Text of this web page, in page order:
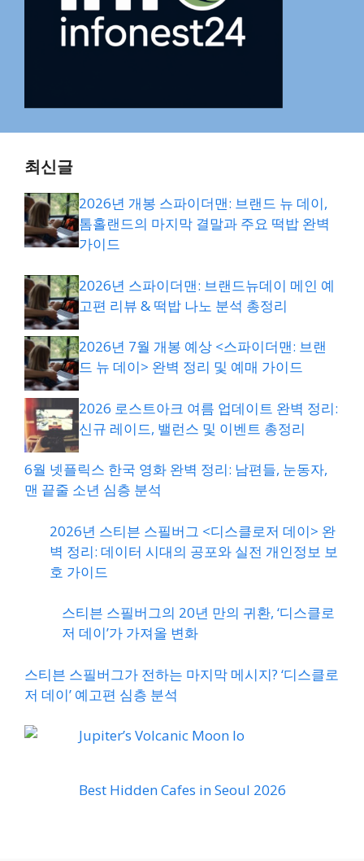
최신글
2026년 개봉 스파이더맨: 브랜드 뉴 데이,
톰홀랜드의 마지막 결말과 주요 떡밥 완벽
가이드
2026년 스파이더맨: 브랜드뉴데이 메인 예
고편 리뷰 & 떡밥 나노 분석 총정리
2026년 7월 개봉 예상 <스파이더맨: 브랜
드 뉴 데이> 완벽 정리 및 예매 가이드
2026 로스트아크 여름 업데이트 완벽 정리:
신규 레이드, 밸런스 및 이벤트 총정리
6월 넷플릭스 한국 영화 완벽 정리: 남편들, 눈동자,
맨 끝줄 소년 심층 분석
2026년 스티븐 스필버그 <디스클로저 데이> 완
벽 정리: 데이터 시대의 공포와 실전 개인정보 보
호 가이드
스티븐 스필버그의 20년 만의 귀환, ‘디스클로
저 데이’가 가져올 변화
스티븐 스필버그가 전하는 마지막 메시지? ‘디스클로
저 데이’ 예고편 심층 분석
Jupiter’s Volcanic Moon Io
Best Hidden Cafes in Seoul 2026